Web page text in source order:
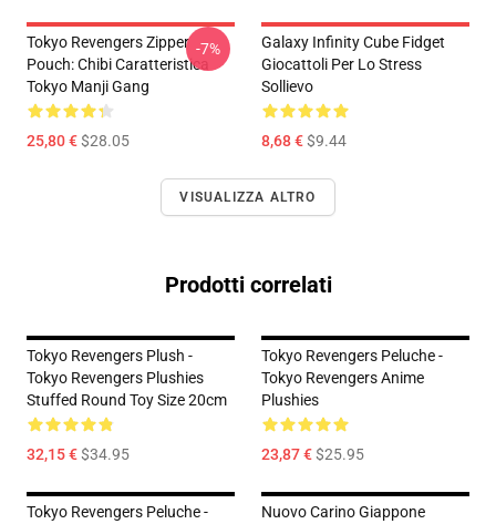
Tokyo Revengers Zipper
Pouch: Chibi Caratteristica
Tokyo Manji Gang
25,80 €$28.05
-7%
Galaxy Infinity Cube Fidget
Giocattoli Per Lo Stress
Sollievo
8,68 €$9.44
VISUALIZZA ALTRO
Prodotti correlati
Tokyo Revengers Plush -
Tokyo Revengers Plushies
Stuffed Round Toy Size 20cm
32,15 €$34.95
Tokyo Revengers Peluche -
Tokyo Revengers Anime
Plushies
23,87 €$25.95
Tokyo Revengers Peluche -
Nuovo Carino Giappone